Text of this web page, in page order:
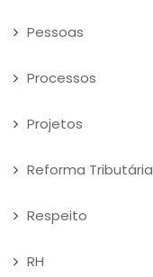
Pessoas
Processos
Projetos
Reforma Tributária
Respeito
RH